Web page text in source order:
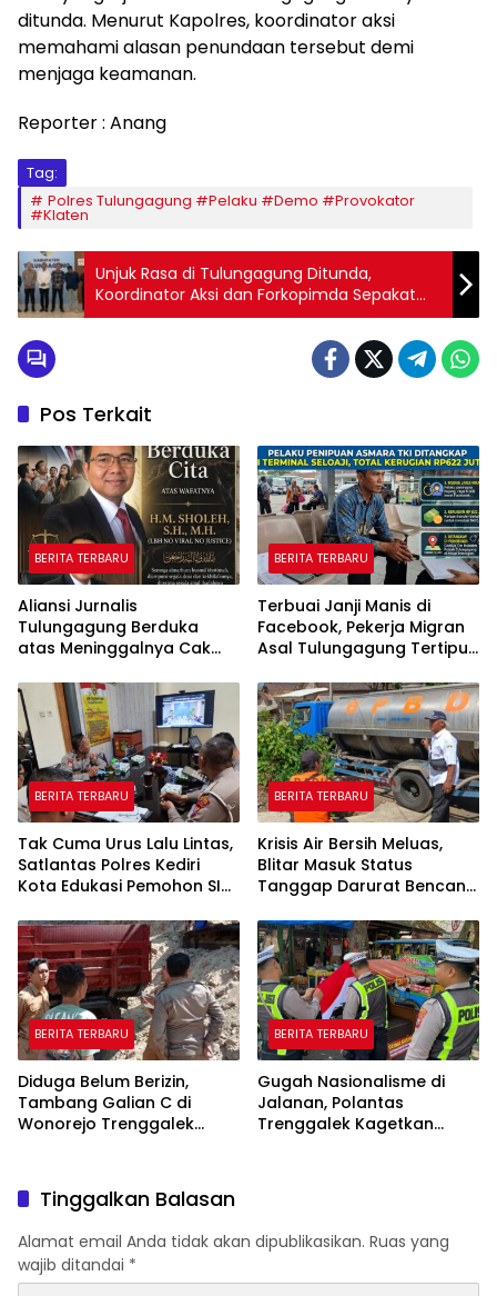
ditunda. Menurut Kapolres, koordinator aksi
memahami alasan penundaan tersebut demi
menjaga keamanan.
Reporter : Anang
Tag:
Polres Tulungagung #Pelaku #Demo #Provokator
#Klaten
Unjuk Rasa di Tulungagung Ditunda,
Koordinator Aksi dan Forkopimda Sepakat
Berdialog
Pos Terkait
BERITA TERBARU
Aliansi Jurnalis
Tulungagung Berduka
atas Meninggalnya Cak
“Beliau Pejuang Keadilan
yang Vokal”
BERITA TERBARU
Terbuai Janji Manis di
Facebook, Pekerja Migran
Asal Tulungagung Tertipu
BERITA TERBARU
Tak Cuma Urus Lalu Lintas,
Satlantas Polres Kediri
Kota Edukasi Pemohon SIM
Pelatihan AI
BERITA TERBARU
Krisis Air Bersih Meluas,
Blitar Masuk Status
Tanggap Darurat Bencana
BERITA TERBARU
Diduga Belum Berizin,
Tambang Galian C di
Wonorejo Trenggalek
BERITA TERBARU
Gugah Nasionalisme di
Jalanan, Polantas
Trenggalek Kagetkan
Tinggalkan Balasan
Alamat email Anda tidak akan dipublikasikan. Ruas yang
wajib ditandai *